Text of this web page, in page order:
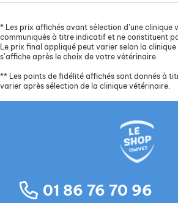
* Les prix affichés avant sélection d’une clinique
communiqués à titre indicatif et ne constituent
Le prix final appliqué peut varier selon la
s’affiche après le choix de votre vétérinaire.
** Les points de fidélité affichés sont donnés à
varier après sélection de la clinique vétérinaire.
01 86 76 70 96